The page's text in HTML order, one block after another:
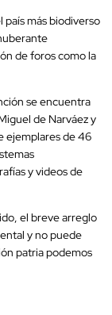
país más biodiverso
de foros como la
se encuentra
de Narváez y
ejemplares de 46
y videos de
el breve arreglo
y no puede
patria podemos